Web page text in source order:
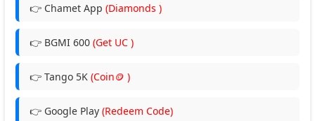
👉 Chamet App (Diamonds )
👉 BGMI 600 (Get UC )
👉 Tango 5K (Coin🪙 )
👉 Google Play (Redeem Code)